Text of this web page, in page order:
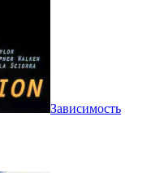
Зависимость